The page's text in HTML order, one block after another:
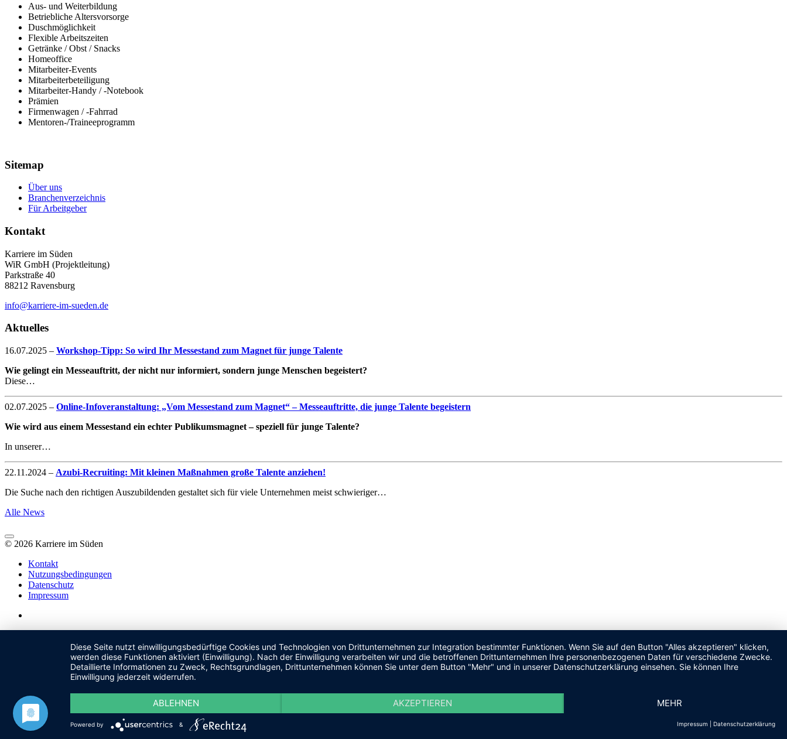
Aus- und Weiterbildung
Betriebliche Altersvorsorge
Duschmöglichkeit
Flexible Arbeitszeiten
Getränke / Obst / Snacks
Homeoffice
Mitarbeiter-Events
Mitarbeiterbeteiligung
Mitarbeiter-Handy / -Notebook
Prämien
Firmenwagen / -Fahrrad
Mentoren-/Traineeprogramm
Sitemap
Über uns
Branchenverzeichnis
Für Arbeitgeber
Kontakt
Karriere im Süden
WiR GmbH (Projektleitung)
Parkstraße 40
88212 Ravensburg
info@karriere-im-sueden.de
Aktuelles
16.07.2025 – Workshop-Tipp: So wird Ihr Messestand zum Magnet für junge Talente
Wie gelingt ein Messeauftritt, der nicht nur informiert, sondern junge Menschen begeistert?
Diese…
02.07.2025 – Online-Infoveranstaltung: „Vom Messestand zum Magnet“ – Messeauftritte, die junge Talente begeistern
Wie wird aus einem Messestand ein echter Publikumsmagnet – speziell für junge Talente?
In unserer…
22.11.2024 – Azubi-Recruiting: Mit kleinen Maßnahmen große Talente anziehen!
Die Suche nach den richtigen Auszubildenden gestaltet sich für viele Unternehmen meist schwieriger…
Alle News
© 2026 Karriere im Süden
Kontakt
Nutzungsbedingungen
Datenschutz
Impressum
Diese Seite nutzt einwilligungsbedürftige Cookies und Technologien von Drittunternehmen zur Integration bestimmter Funktionen. Wenn Sie auf den Button "Alles akzeptieren" klicken,
werden diese Funktionen aktiviert (Einwilligung). Nach der Einwilligung verarbeiten wir und die betroffenen Drittunternehmen Ihre personenbezogenen Daten für verschiedene Zwecke.
Detaillierte Informationen zu Zweck, Rechtsgrundlagen, Drittunternehmen können Sie unter dem Button "Mehr" und in unserer Datenschutzerklärung einsehen. Sie können Ihre
Einwilligung jederzeit widerrufen.
ABLEHNEN AKZEPTIEREN MEHR
Powered by & Impressum Datenschutzerklärung